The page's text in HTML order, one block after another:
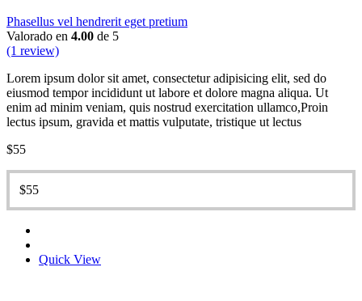
Phasellus vel hendrerit eget pretium
Valorado en 4.00 de 5
(1 review)
Lorem ipsum dolor sit amet, consectetur adipisicing elit, sed do
eiusmod tempor incididunt ut labore et dolore magna aliqua. Ut
enim ad minim veniam, quis nostrud exercitation ullamco,Proin
lectus ipsum, gravida et mattis vulputate, tristique ut lectus
$55
$55
Quick View